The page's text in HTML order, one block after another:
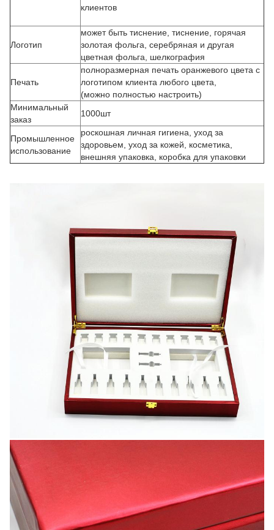
клиентов
Логотип
может быть тиснение, тиснение, горячая
золотая фольга, серебряная и другая
цветная фольга, шелкография
Печать
полноразмерная печать оранжевого цвета с
логотипом клиента любого цвета,
(можно полностью настроить)
Минимальный
заказ
1000шт
Промышленное
использование
роскошная личная гигиена, уход за
здоровьем, уход за кожей, косметика,
внешняя упаковка, коробка для упаковки